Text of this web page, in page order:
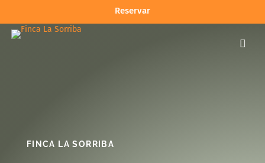
Reservar

FINCA LA SORRIBA